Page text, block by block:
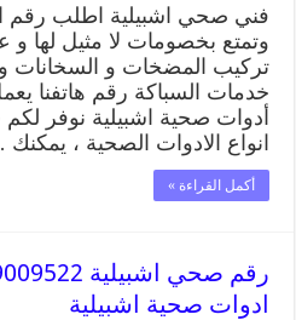
فني صحي اشبيلية اطلب رقم
وتمتع بخصومات لا مثيل لها
تركيب المضخات و السخانات و
أدوات صحية اشبيلية نوفر لكم
انواع الادوات الصحية ،
أكمل القراءة »
ادوات صحية اشبيلية